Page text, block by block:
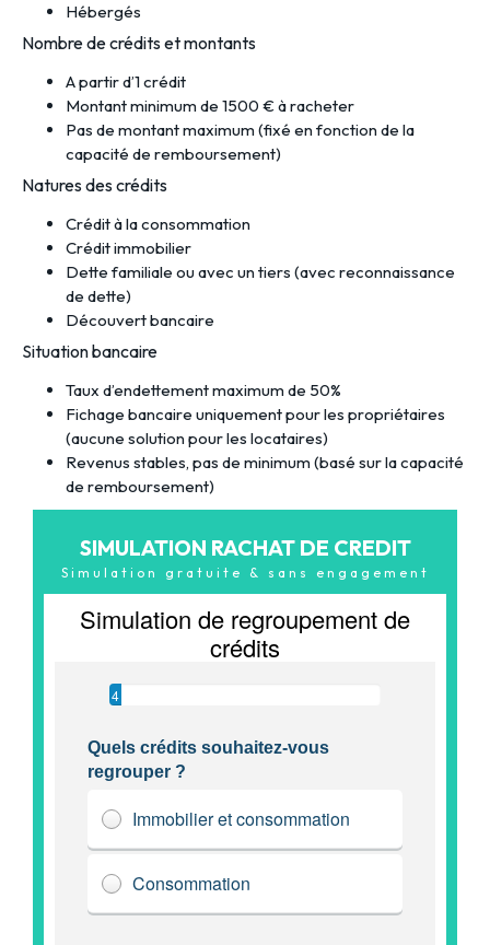
Hébergés
Nombre de crédits et montants
A partir d’1 crédit
Montant minimum de 1500 € à racheter
Pas de montant maximum (fixé en fonction de la
capacité de remboursement)
Natures des crédits
Crédit à la consommation
Crédit immobilier
Dette familiale ou avec un tiers (avec reconnaissance
de dette)
Découvert bancaire
Situation bancaire
Taux d’endettement maximum de 50%
Fichage bancaire uniquement pour les propriétaires
(aucune solution pour les locataires)
Revenus stables, pas de minimum (basé sur la capacité
de remboursement)
SIMULATION RACHAT DE CREDIT
Simulation gratuite & sans engagement